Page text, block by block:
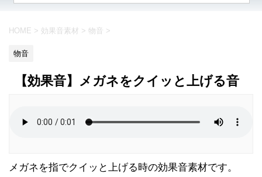
お問合せ
HOME > 効果音素材 > 物音 >
物音
【効果音】メガネをクイッと上げる音
メガネを指でクイッと上げる時の効果音素材です。